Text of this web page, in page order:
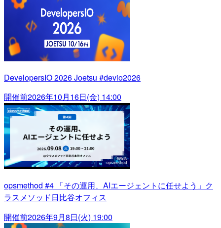
DevelopersIO 2026 Joetsu #devio2026
開催前2026年10月16日(金) 14:00
opsmethod #4 「その運用、AIエージェントに任せよう」ク
ラスメソッド日比谷オフィス
開催前2026年9月8日(火) 19:00